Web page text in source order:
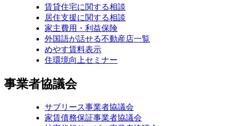
賃貸住宅に関する相談
居住支援に関する相談
家主費用・利益保険
外国語が話せる不動産店一覧
めやす賃料表示
住環境向上セミナー
事業者協議会
サブリース事業者協議会
家賃債務保証事業者協議会